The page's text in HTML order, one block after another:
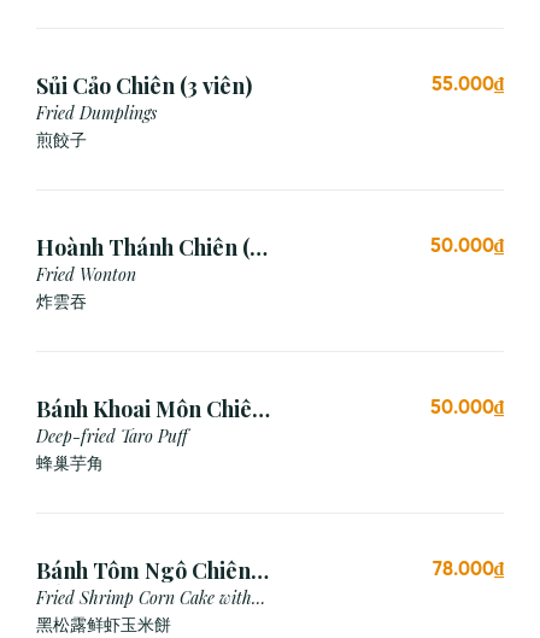
Sủi Cảo Chiên (3 viên)
Fried Dumplings
煎餃子
55.000₫
Hoành Thánh Chiên (3
viên)
Fried Wonton
炸雲吞
50.000₫
Bánh Khoai Môn Chiên
Xù (3 viên)
Deep-fried Taro Puff
蜂巢芋角
50.000₫
Bánh Tôm Ngô Chiên
Nấm Truffle (3 viên)
Fried Shrimp Corn Cake with
Truffle
黑松露鲜虾玉米餅
78.000₫